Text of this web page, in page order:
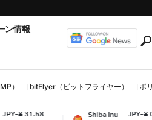
ン情報
） bitFlyer（ビットフライヤー） ポ
Shiba Inu
JPY-¥ 0.000736